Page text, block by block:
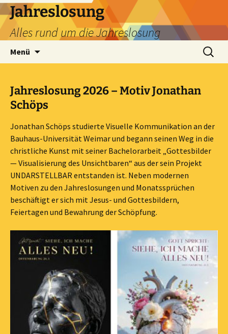
Zum
Inhalt
springen
Jahreslosung
Alles rund um die Jahreslosung
Menü
Suchen
nach:
Jahreslosung 2026 – Motiv Jonathan
Schöps
Jonathan Schöps studierte Visuelle Kommunikation an der
Bauhaus-Universität Weimar und begann seinen Weg in die
christliche Kunst mit seiner Bachelorarbeit „Gottesbilder
— Visualisierung des Unsichtbaren“ aus der sein Projekt
UNDARSTELLBAR entstanden ist. Neben modernen
Motiven zu den Jahreslosungen und Monatssprüchen
beschäftigt er sich mit Jesus- und Gottesbildern,
Feiertagen und Bewahrung der Schöpfung.